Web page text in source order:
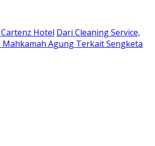
Hotel Dari Cleaning Service,
Agung Terkait Sengketa